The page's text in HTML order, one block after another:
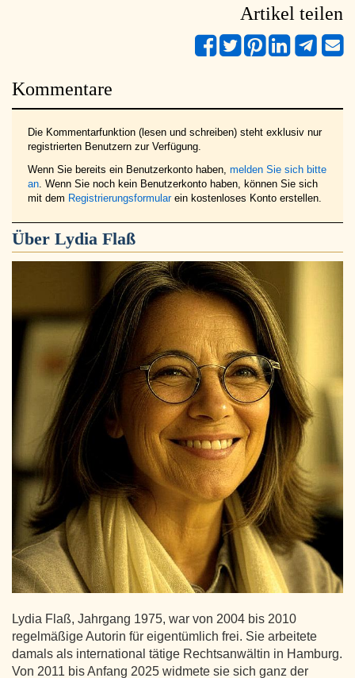
Artikel teilen
Kommentare
Die Kommentarfunktion (lesen und schreiben) steht exklusiv nur
registrierten Benutzern zur Verfügung.
Wenn Sie bereits ein Benutzerkonto haben, melden Sie sich bitte
an . Wenn Sie noch kein Benutzerkonto haben, können Sie sich
mit dem Registrierungsformularein kostenloses Konto erstellen.
Über Lydia Flaß
Lydia Flaß, Jahrgang 1975, war von 2004 bis 2010
regelmäßige Autorin für eigentümlich frei. Sie arbeitete
damals als international tätige Rechtsanwältin in Hamburg.
Von 2011 bis Anfang 2025 widmete sie sich ganz der